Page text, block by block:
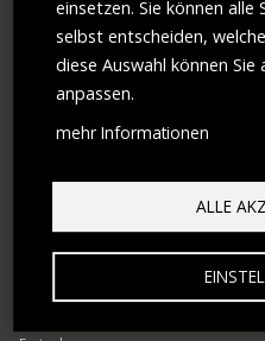
TOYOTA
TOYOTA YARIS 1,5
einsetzen. Sie können
selbst entscheiden,
diese Auswahl können
anpassen.
mehr Informationen
ALLE